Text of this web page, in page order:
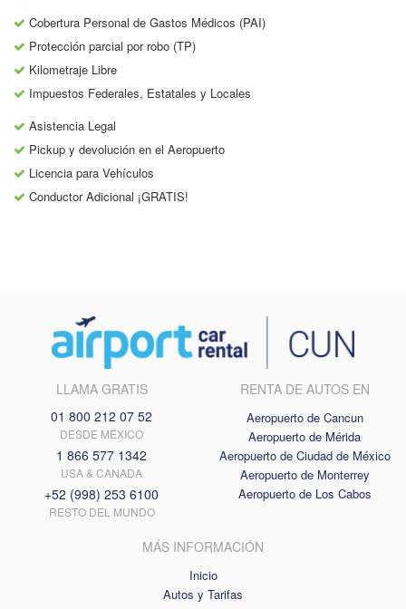
Cobertura Personal de Gastos Médicos (PAI)
Protección parcial por robo (TP)
Kilometraje Libre
Impuestos Federales, Estatales y Locales
Asistencia Legal
Pickup y devolución en el Aeropuerto
Licencia para Vehículos
Conductor Adicional ¡GRATIS!
LLAMA GRATIS
01 800 212 07 52
DESDE MÉXICO
1 866 577 1342
USA & CANADA
+52 (998) 253 6100
RESTO DEL MUNDO
RENTA DE AUTOS EN
Aeropuerto de Cancun
Aeropuerto de Mérida
Aeropuerto de Ciudad de México
Aeropuerto de Monterrey
Aeropuerto de Los Cabos
MÁS INFORMACIÓN
Inicio
Autos y Tarifas